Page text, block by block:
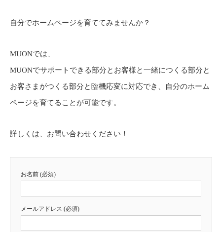
自分でホームページを育ててみませんか？
MUONでは、
MUONでサポートできる部分とお客様と一緒につくる部分と
お客さまがつくる部分と臨機応変に対応でき、自分のホーム
ページを育てることが可能です。
詳しくは、お問い合わせください！
お名前 (必須)
メールアドレス (必須)